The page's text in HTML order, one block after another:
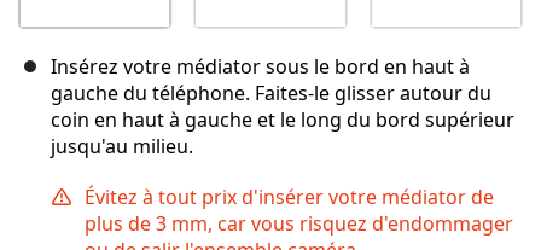
Insérez votre médiator sous le bord en haut à
gauche du téléphone. Faites-le glisser autour du
coin en haut à gauche et le long du bord supérieur
jusqu'au milieu.
Évitez à tout prix d'insérer votre médiator de
plus de 3 mm, car vous risquez d'endommager